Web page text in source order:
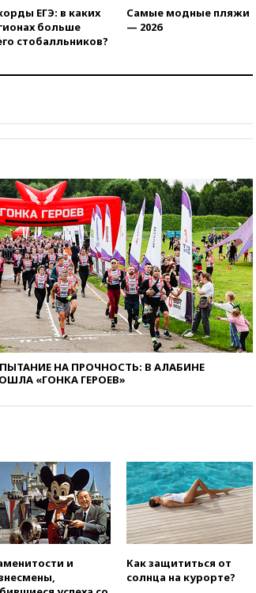
строительства военной базы в
Госдуму
пострадали при ударе ВСУ по
автобусу в Запорожской
области
вчера, 17:25В аэропортах
Сочи и Геленджика сняты
ограничения
вчера, 17:17Власти РФ
помогут пострадавшему от
атак на склады Wildberries
бизнесу
Popcorn Books запросили
четыре года условно
вчера, 16:35На
восстановление Херсонской
области направят 6,8 млрд
рублей
вчера, 16:16The Guardian:
ученые США создали
гипоаллергенных собак
вчера, 15:45 Спутник
ЕГЭ: в каких
больше
стобалльников?
Самые модные пляжи
— 2026
НА ПРОЧНОСТЬ: В АЛАБИНЕ
«ГОНКА ГЕРОЕВ»
и
Как защититься от
солнца на курорте?